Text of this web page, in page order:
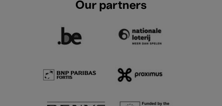
Our partners